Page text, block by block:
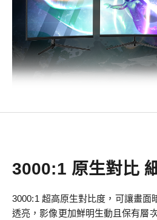
3000:1 原生對比
3000:1 超高原生對比度，可讓畫面
透亮，影像更加鮮明生動且保有層